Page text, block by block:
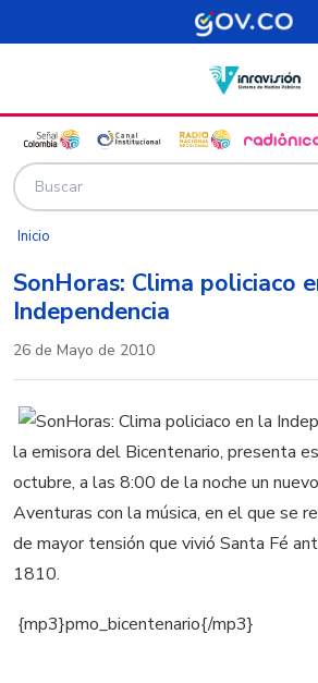
Pasar al contenido principal
Inicio
SonHoras: Clima policiaco
Independencia
26 de Mayo de 2010
la emisora del Bicentenario, presenta
octubre, a las 8:00 de la noche un
Aventuras con la música, en el que se
de mayor tensión que vivió Santa Fé
1810.
{mp3}pmo_bicentenario{/mp3}